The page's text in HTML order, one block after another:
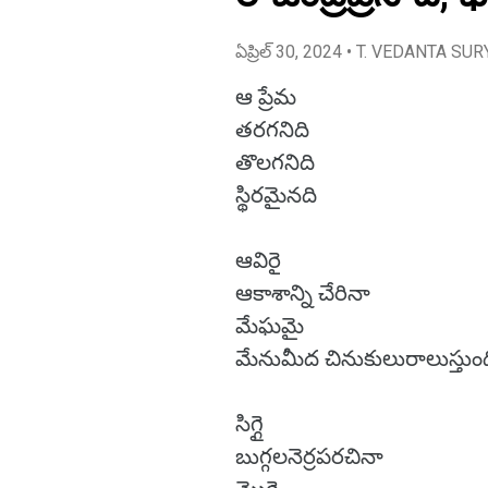
ఏప్రిల్ 30, 2024 • T. VEDANTA
ఆ ప్రేమ
తరగనిది
తొలగనిది
స్థిరమైనది
ఆవిరై
ఆకాశాన్ని చేరినా
మేఘమై
మేనుమీద
సిగ్గై
బుగ్గలనెర్రపరచినా